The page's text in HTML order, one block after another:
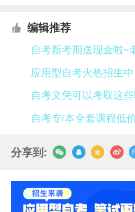
编辑推荐
自考新考期送现金啦~
应用型自考火热招生中
自考文凭可以考取这些
自考专/本全套课程低
分享到: